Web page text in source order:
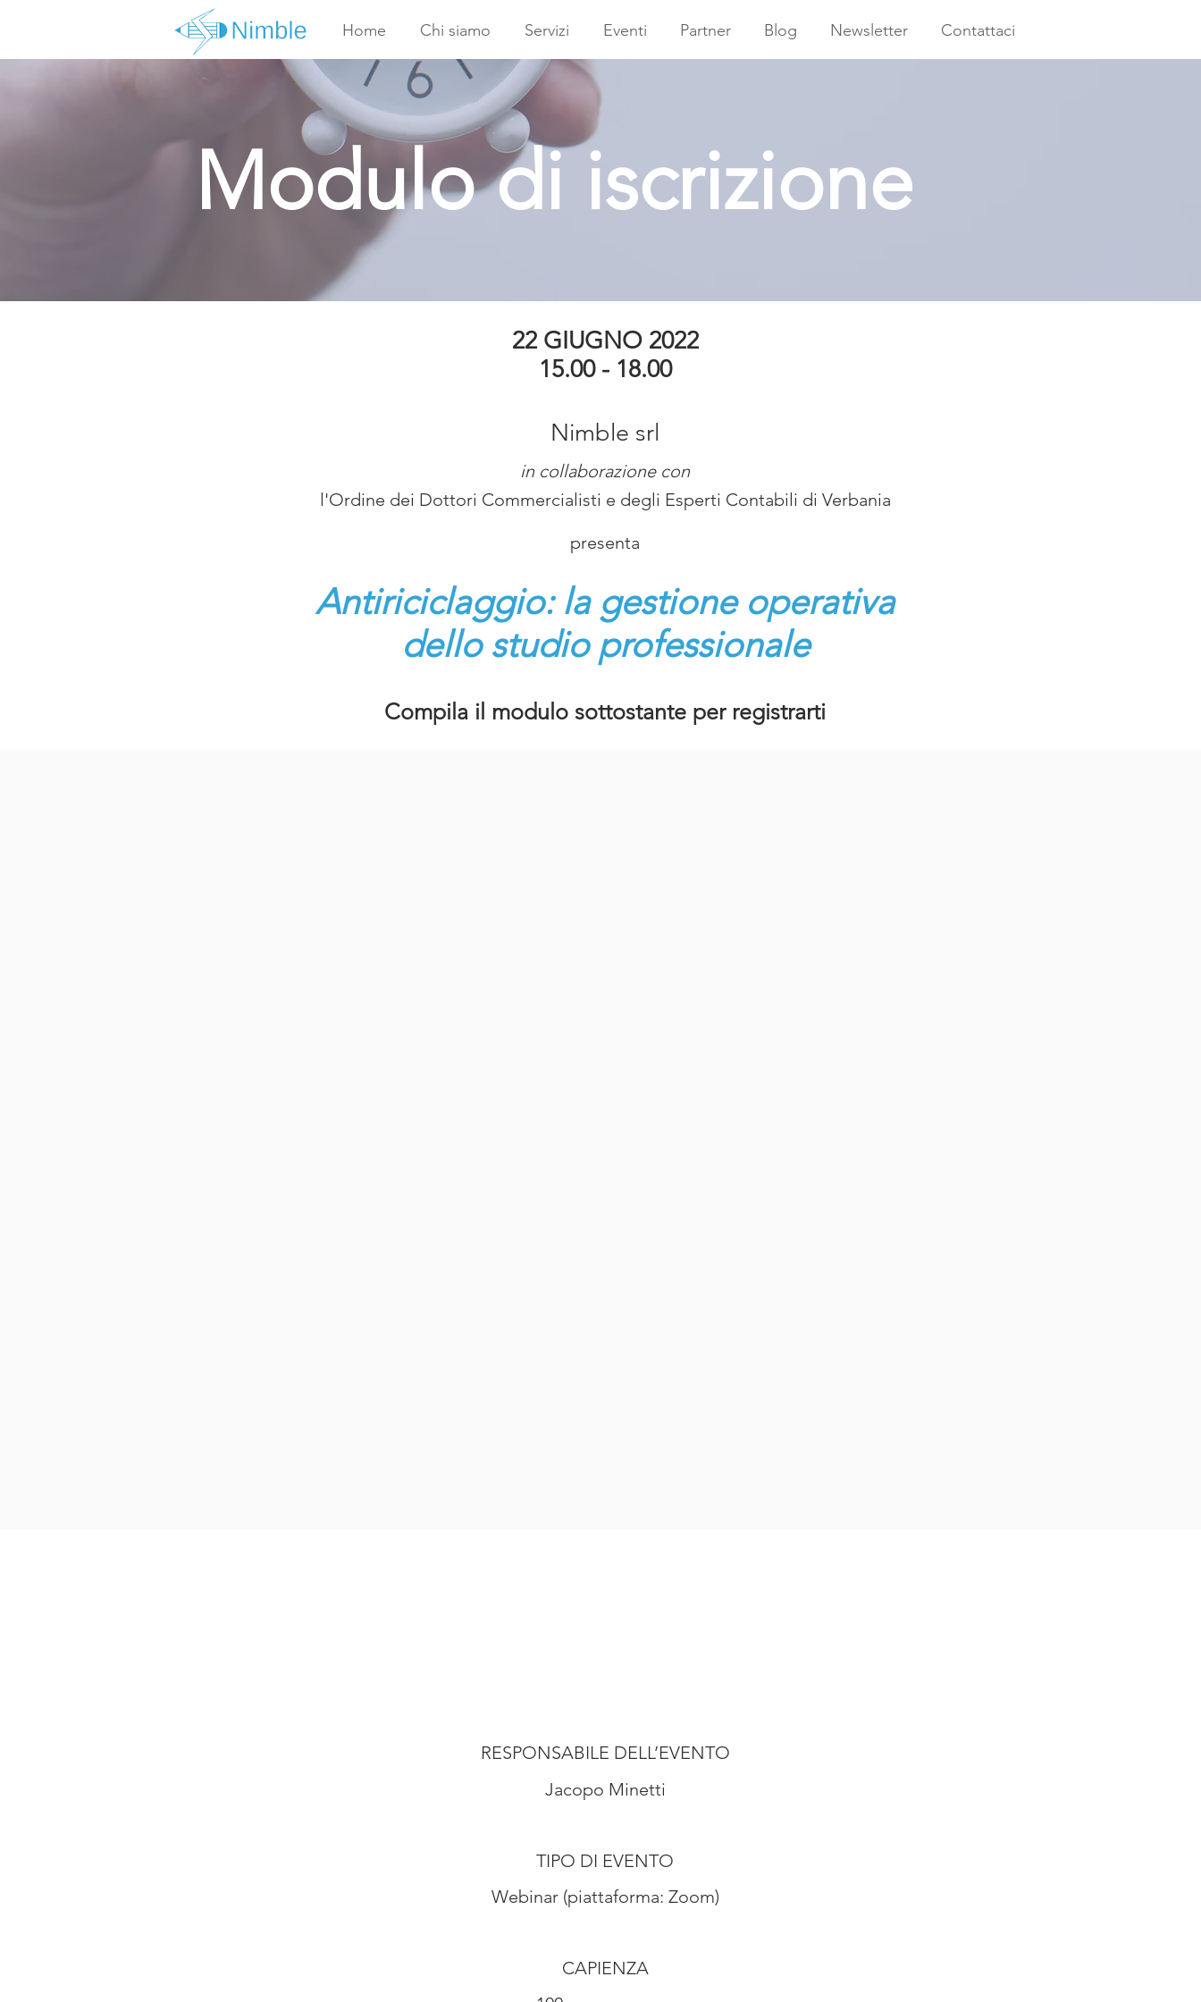
Home Chi siamo Servizi Eventi Partner Blog Newsletter Contattaci
Modulo di iscrizione
22 GIUGNO 2022
15.00 - 18.00
Nimble srl
in collaborazione con
l'Ordine dei Dottori Commercialisti e degli Esperti Contabili di Verbania
presenta
Antiriciclaggio: la gestione operativa
dello studio professionale
Compila il modulo sottostante per registrarti
RESPONSABILE DELL’EVENTO
Jacopo Minetti
TIPO DI EVENTO
Webinar (piattaforma: Zoom)
CAPIENZA